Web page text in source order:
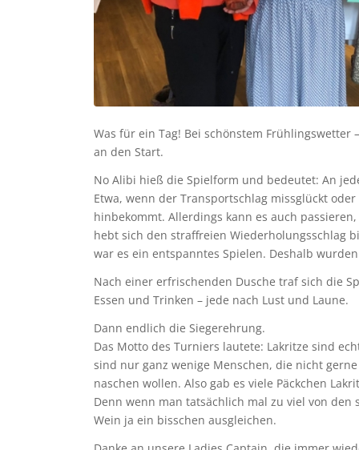
Was für ein Tag! Bei schönstem Frühlingswetter
an den Start.
No Alibi hieß die Spielform und bedeutet: An
Etwa, wenn der Transportschlag missglückt
hinbekommt. Allerdings kann es auch
hebt sich den straffreien Wiederholungsschlag
war es ein entspanntes Spielen. Deshalb
Nach einer erfrischenden Dusche traf sich die
Essen und Trinken – jede nach Lust und Laune.
Dann endlich die Siegerehrung.
Das Motto des Turniers lautete: Lakritze sind
sind nur ganz wenige Menschen, die nicht
naschen wollen. Also gab es viele Päckchen
Denn wenn man tatsächlich mal zu viel von
Wein ja ein bisschen ausgleichen.